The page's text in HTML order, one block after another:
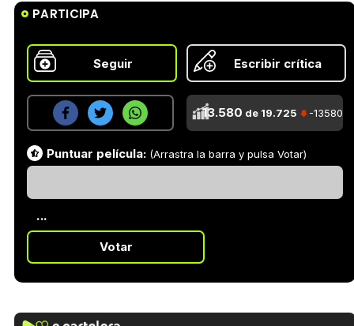
PARTICIPA
Seguir Escribir crítica
13.580 de 19.725 -13580
Puntuar película: (Arrastra la barra y pulsa Votar)
...
Votar